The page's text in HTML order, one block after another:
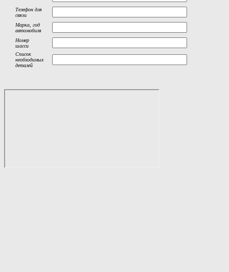
Телефон для
связи
Марка, год
автомобиля
Номер
шасси
Список
необходимых
деталей